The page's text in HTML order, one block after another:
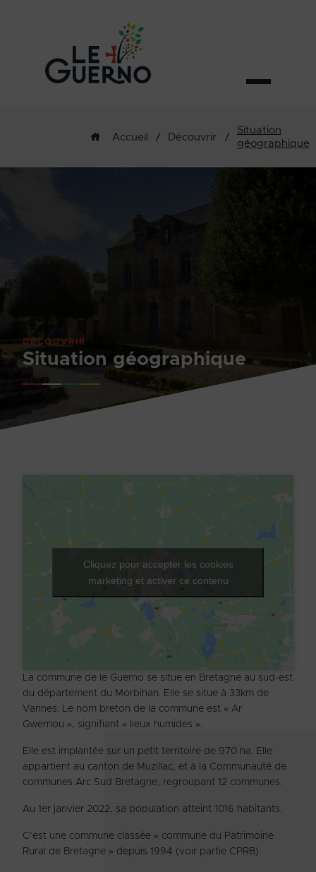
Accueil / Découvrir /
Situation
géographique
DÉCOUVRIR
Situation géographique
Cliquez pour accepter les cookies
marketing et activer ce contenu
La commune de le Guerno se situe en Bretagne au sud-est
du département du Morbihan. Elle se situe à 33km de
Vannes. Le nom breton de la commune est « Ar
Gwernou », signifiant « lieux humides ».
Elle est implantée sur un petit territoire de 970 ha. Elle
appartient au canton de Muzillac, et à la Communauté de
communes Arc Sud Bretagne, regroupant 12 communes.
Au 1 er janvier 2022, sa population atteint 1016 habitants.
C’est une commune classée « commune du Patrimoine
Rural de Bretagne » depuis 1994 (voir partie CPRB).